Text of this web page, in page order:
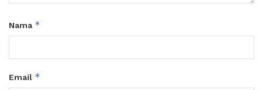
Nama *
Email *